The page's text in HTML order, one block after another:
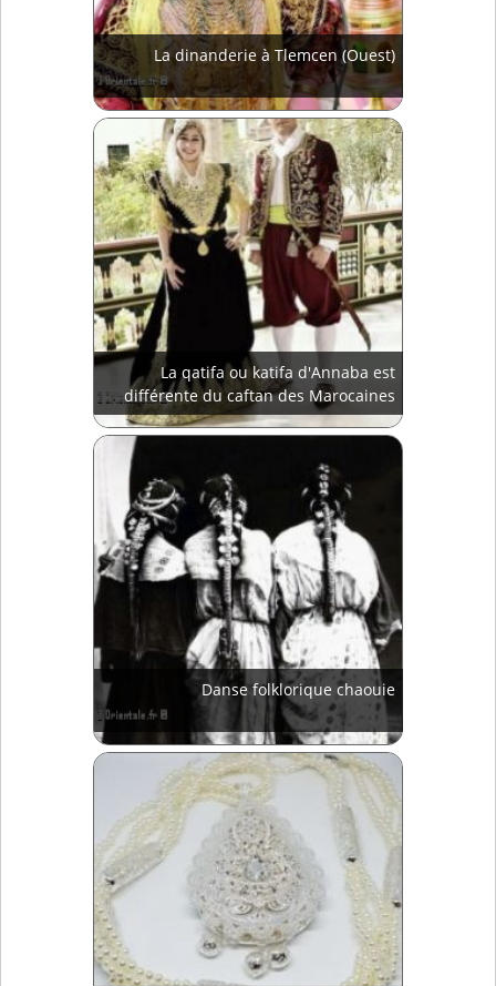
La dinanderie à Tlemcen (Ouest)
La qatifa ou katifa d'Annaba est
différente du caftan des Marocaines
Danse folklorique chaouie